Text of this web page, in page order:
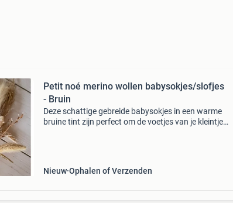
Petit noé merino wollen babysokjes/slofjes
- Bruin
Deze schattige gebreide babysokjes in een warme
bruine tint zijn perfect om de voetjes van je kleintje
Nieuw Ophalen of Verzenden